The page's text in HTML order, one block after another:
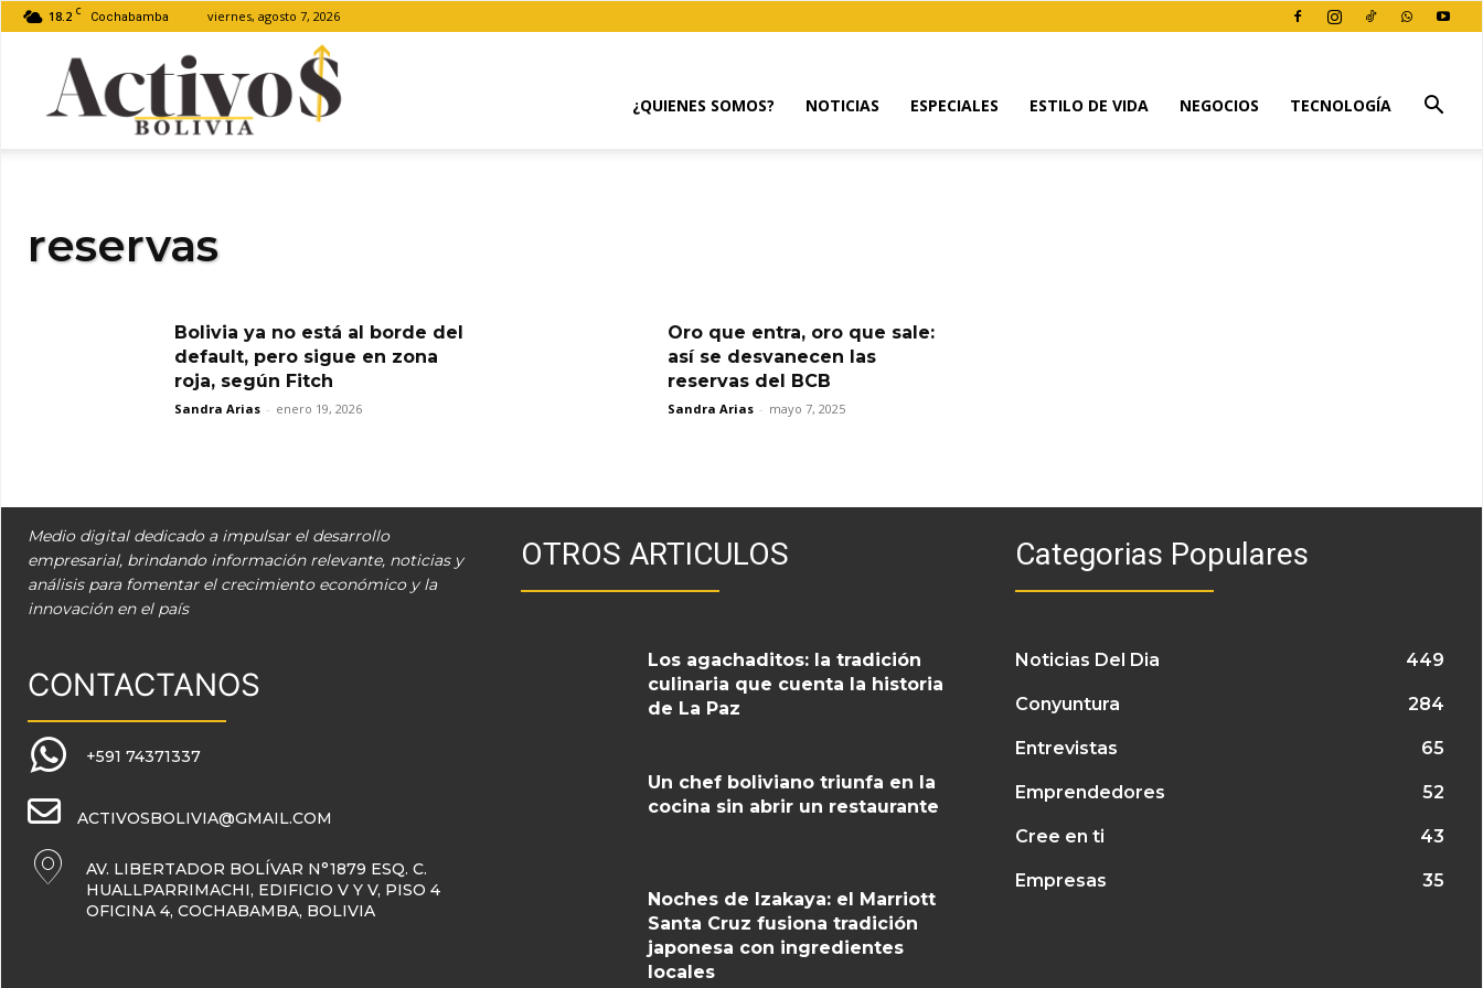
18.2 C Cochabamba viernes, agosto 7, 2026
¿QUIENES SOMOS? NOTICIAS ESPECIALES ESTILO DE VIDA NEGOCIOS TECNOLOGÍA
reservas
Bolivia ya no está al borde del
default, pero sigue en zona
roja, según Fitch
Sandra Arias - enero 19, 2026
Oro que entra, oro que sale:
así se desvanecen las
reservas del BCB
Sandra Arias - mayo 7, 2025
Medio digital dedicado a impulsar el desarrollo
empresarial, brindando información relevante, noticias y
análisis para fomentar el crecimiento económico y la
innovación en el país
CONTACTANOS
+591 74371337
ACTIVOSBOLIVIA@GMAIL.COM
AV. LIBERTADOR BOLÍVAR N°1879 ESQ. C.
HUALLPARRIMACHI, EDIFICIO V Y V, PISO 4
OFICINA 4, COCHABAMBA, BOLIVIA
OTROS ARTICULOS
Los agachaditos: la tradición
culinaria que cuenta la historia
de La Paz
Un chef boliviano triunfa en la
cocina sin abrir un restaurante
Noches de Izakaya: el Marriott
Santa Cruz fusiona tradición
japonesa con ingredientes
locales
Categorias Populares
Noticias Del Dia 449
Conyuntura 284
Entrevistas 65
Emprendedores 52
Cree en ti 43
Empresas 35